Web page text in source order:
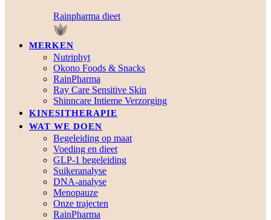
Rainpharma dieet
MERKEN
Nutriphyt
Okono Foods & Snacks
RainPharma
Ray Care Sensitive Skin
Shinncare Intieme Verzorging
KINESITHERAPIE
WAT WE DOEN
Begeleiding op maat
Voeding en dieet
GLP-1 begeleiding
Suikeranalyse
DNA-analyse
Menopauze
Onze trajecten
RainPharma